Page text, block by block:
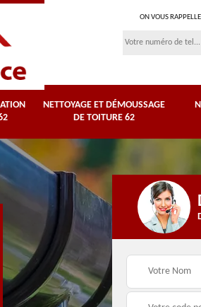
ON VOUS
NETTOYAGE ET DÉMOUSSAGE
DE TOITURE 62
Nettoyage et
démoussage de
toiture 62
62